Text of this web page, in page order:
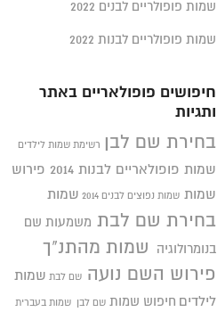
שמות פופולריים לבנים 2022
שמות פופולריים לבנות 2022
חיפושים פופולאריים באתר
ותגיות
בחירת שם לבן רשימת שמות לילדים
שמות פופולאריים לבנות 2014 פירוש
שמות שמות נפוצים לבנים 2014 שמות
בחירת שם לבת משמעות שם
בנומרולוגיה
שמות מהתנ"ך
פירוש השם נועה
שם לבת שמות
לילדים חיפוש שמות שם לבן שמות בעברית